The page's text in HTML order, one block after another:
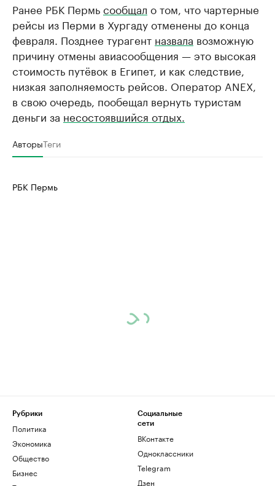
Ранее РБК Пермьсообщал о том, что чартерные
рейсы из Перми в Хургаду отменены до конца
февраля. Позднее турагент назвала возможную
причину отмены авиасообщения — это высокая
стоимость путёвок в Египет, и как следствие,
низкая заполняемость рейсов. Оператор ANEX,
в свою очередь, пообещал вернуть туристам
деньги за несостоявшийся отдых.
АвторыТеги
РБК Пермь
Рубрики
Политика
Экономика
Общество
Бизнес
Социальные
сети
ВКонтакте
Одноклассники
Telegram
Дзен